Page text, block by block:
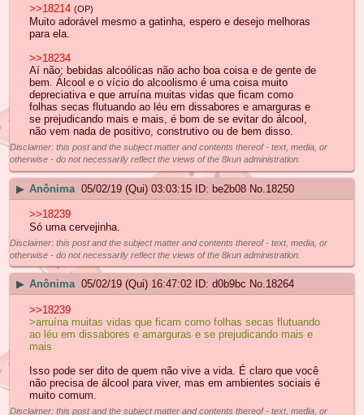
>>18214 (OP)
Muito adorável mesmo a gatinha, espero e desejo melhoras
para ela.
>>18234
Aí não; bebidas alcoólicas não acho boa coisa e de gente de
bem. Álcool e o vício do alcoolismo é uma coisa muito
depreciativa e que arruína muitas vidas que ficam como
folhas secas flutuando ao léu em dissabores e amarguras e
se prejudicando mais e mais, é bom de se evitar do álcool,
não vem nada de positivo, construtivo ou de bem disso.
Disclaimer: this post and the subject matter and contents thereof - text, media, or
otherwise - do not necessarily reflect the views of the 8kun administration.
▶ Anônima 05/02/19 (Qui) 03:03:15 be2b08 No. 18250
>>18239
Só uma cervejinha.
Disclaimer: this post and the subject matter and contents thereof - text, media, or
otherwise - do not necessarily reflect the views of the 8kun administration.
▶ Anônima 05/02/19 (Qui) 16:47:02 d0b9bc No.18264
>>18239
>arruína muitas vidas que ficam como folhas secas flutuando
ao léu em dissabores e amarguras e se prejudicando mais e
mais
Isso pode ser dito de quem não vive a vida. É claro que você
não precisa de álcool para viver, mas em ambientes sociais é
muito comum.
Disclaimer: this post and the subject matter and contents thereof - text, media, or